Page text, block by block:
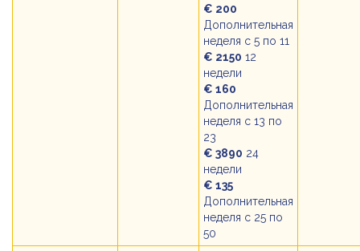
€ 200
Дополнительная
неделя с 5 по 11
€ 2150 12
недели
€ 160
Дополнительная
неделя с 13 по
23
€ 3890 24
недели
€ 135
Дополнительная
неделя с 25 по
50